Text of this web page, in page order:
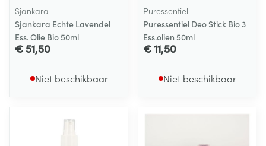
Sjankara
Sjankara Echte Lavendel
Ess. Olie Bio 50ml
€ 51,50
Niet beschikbaar
Puressentiel
Puressentiel Deo Stick Bio 3
Ess.olien 50ml
€ 11,50
Niet beschikbaar